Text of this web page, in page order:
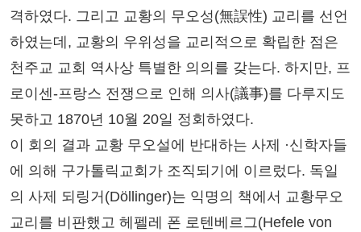
격하였다. 그리고 교황의 무오성(無誤性) 교리를 선언
하였는데, 교황의 우위성을 교리적으로 확립한 점은
천주교 교회 역사상 특별한 의의를 갖는다. 하지만, 프
로이센-프랑스 전쟁으로 인해 의사(議事)를 다루지도
못하고 1870년 10월 20일 정회하였다.
이 회의 결과 교황 무오설에 반대하는 사제 ·신학자들
에 의해 구가톨릭교회가 조직되기에 이르렀다. 독일
의 사제 되링거(Döllinger)는 익명의 책에서 교황무오
교리를 비판했고 헤펠레 폰 로텐베르그(Hefele von